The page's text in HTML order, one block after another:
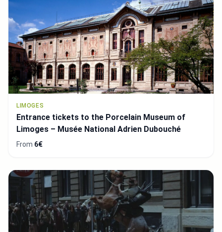
LIMOGES
Entrance tickets to the Porcelain Museum of
Limoges – Musée National Adrien Dubouché
From 6€